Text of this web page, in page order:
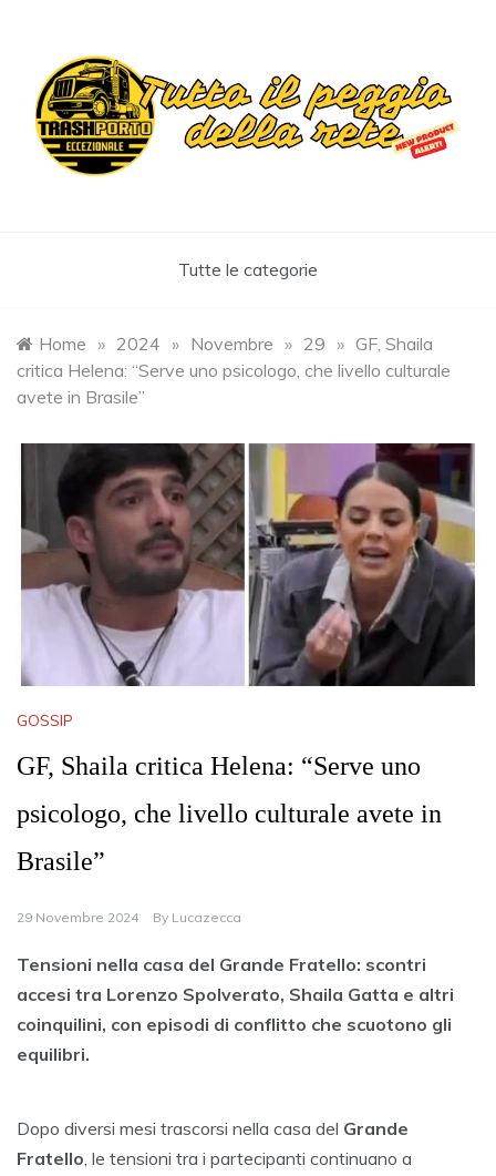
content
Tutte le categorie
Home » 2024 » Novembre » 29 » GF, Shaila
critica Helena: “Serve uno psicologo, che livello culturale
avete in Brasile”
GOSSIP
GF, Shaila critica Helena: “Serve uno
psicologo, che livello culturale avete in
Brasile”
29 Novembre 2024 By Lucazecca
Tensioni nella casa del Grande Fratello: scontri
accesi tra Lorenzo Spolverato, Shaila Gatta e altri
coinquilini, con episodi di conflitto che scuotono gli
equilibri.
Dopo diversi mesi trascorsi nella casa del Grande
Fratello, le tensioni tra i partecipanti continuano a